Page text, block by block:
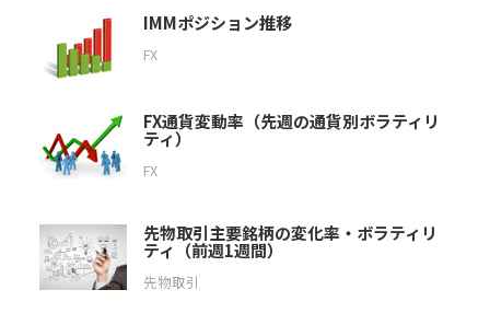
IMMポジション推移
FX
FX通貨変動率（先週の通貨別ボラティリ
ティ）
FX
先物取引主要銘柄の変化率・ボラティリ
ティ（前週1週間）
先物取引